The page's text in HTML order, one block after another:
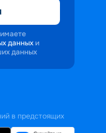
данных и
данных
в предстоящих